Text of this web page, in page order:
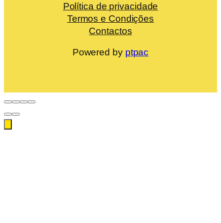
Política de privacidade
Termos e Condições
Contactos
Powered by ptpac